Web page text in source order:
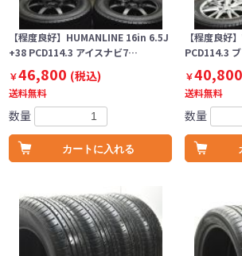
【程度良好】HUMANLINE 16in 6.5J
+38 PCD114.3 アイスナビ7…
￥46,800 (税込)
送料無料
数量
カートに入れる
【程度良好
PCD114.3
￥40,800
送料無料
数量